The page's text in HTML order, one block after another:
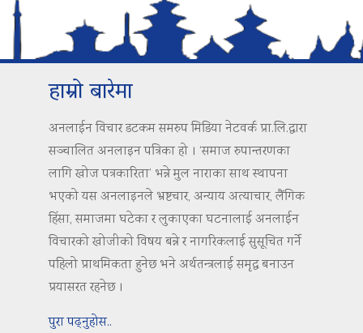
हाम्रो बारेमा
अनलाईन विचार डटकम समरुप मिडिया नेटवर्क प्रा.लि.द्वारा
सञ्चालित अनलाइन पत्रिका हो । ‘समाज रुपान्तरणका
लागि खोज पत्रकारिता’ भन्ने मुल नाराका साथ स्थापना
भएको यस अनलाइनले भ्रष्टचार, अन्याय अत्याचार, लैंगिक
हिंसा, समाजमा घटेका र लुकाएका घटनालाई अनलाईन
विचारको खोजीको विषय बन्ने र नागरिकलाई सुसूचित गर्ने
पहिलो प्राथमिकता हुनेछ भने अर्थतन्त्रलाई समृद्ध बनाउन
प्रयासरत रहनेछ ।
पुरा पढ्नुहोस..